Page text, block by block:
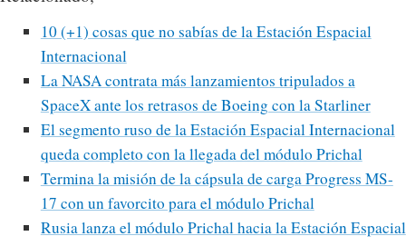
10 (+1) cosas que no sabías de la Estación Espacial
Internacional
La NASA contrata más lanzamientos tripulados a
SpaceX ante los retrasos de Boeing con la Starliner
El segmento ruso de la Estación Espacial Internacional
queda completo con la llegada del módulo Prichal
Termina la misión de la cápsula de carga Progress MS-
17 con un favorcito para el módulo Prichal
Rusia lanza el módulo Prichal hacia la Estación Espacial